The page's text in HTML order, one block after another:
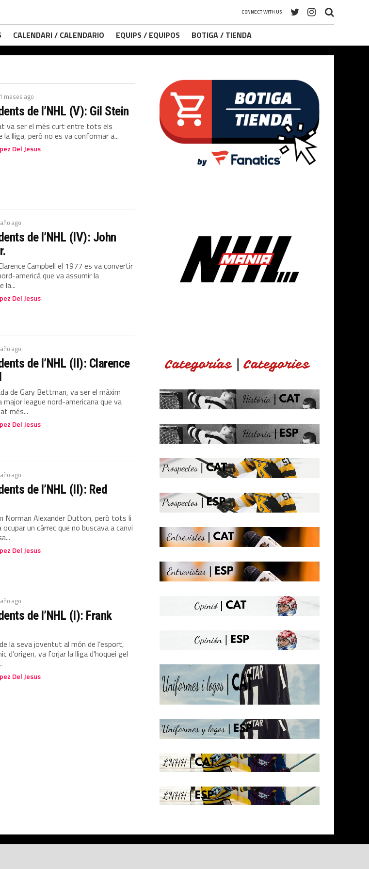
CONNECT WITH US
CALENDARI / CALENDARIO EQUIPS / EQUIPOS BOTIGA / TIENDA
meses ago
de l’NHL (V): Gil Stein
va ser el més curt entre tots els
la lliga, però no es va conformar a...
Del Jesus
ago
de l’NHL (IV): John
Campbell el 1977 es va convertir
americà que va assumir la
la...
Del Jesus
ago
de l’NHL (II): Clarence
de Gary Bettman, va ser el màxim
major league nord-americana que va
més...
Del Jesus
ago
de l’NHL (II): Red
Norman Alexander Dutton, però tots li
ocupar un càrrec que no buscava a canvi
Del Jesus
ago
de l’NHL (I): Frank
la seva joventut al món de l’esport,
d’origen, va forjar la lliga d’hoquei gel
Del Jesus